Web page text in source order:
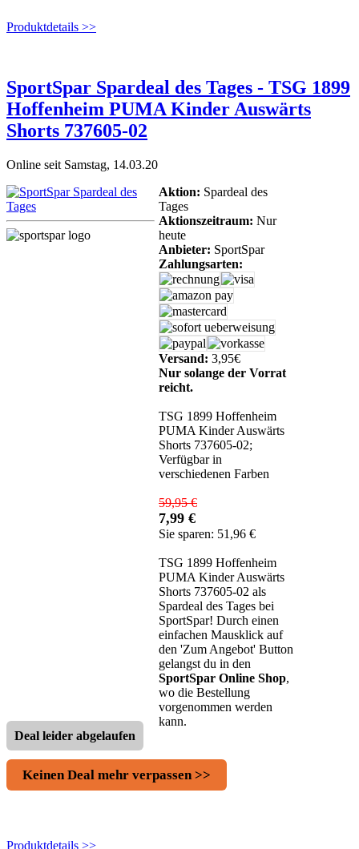
Produktdetails >>
SportSpar Spardeal des Tages - TSG 1899
Hoffenheim PUMA Kinder Auswärts
Shorts 737605-02
Online seit Samstag, 14.03.20
Aktion: Spardeal des
Tages
Aktionszeitraum: Nur
heute
Anbieter: SportSpar
Zahlungsarten:
Versand: 3,95€
Nur solange der Vorrat
reicht.
TSG 1899 Hoffenheim
PUMA Kinder Auswärts
Shorts 737605-02;
Verfügbar in
verschiedenen Farben
59,95 €
7,99 €
Sie sparen: 51,96 €
TSG 1899 Hoffenheim
PUMA Kinder Auswärts
Shorts 737605-02 als
Spardeal des Tages bei
SportSpar! Durch einen
einfachen Mausklick auf
den 'Zum Angebot' Button
gelangst du in den
SportSpar Online Shop,
wo die Bestellung
vorgenommen werden
kann.
Deal leider abgelaufen
Keinen Deal mehr verpassen >>
Produktdetails >>